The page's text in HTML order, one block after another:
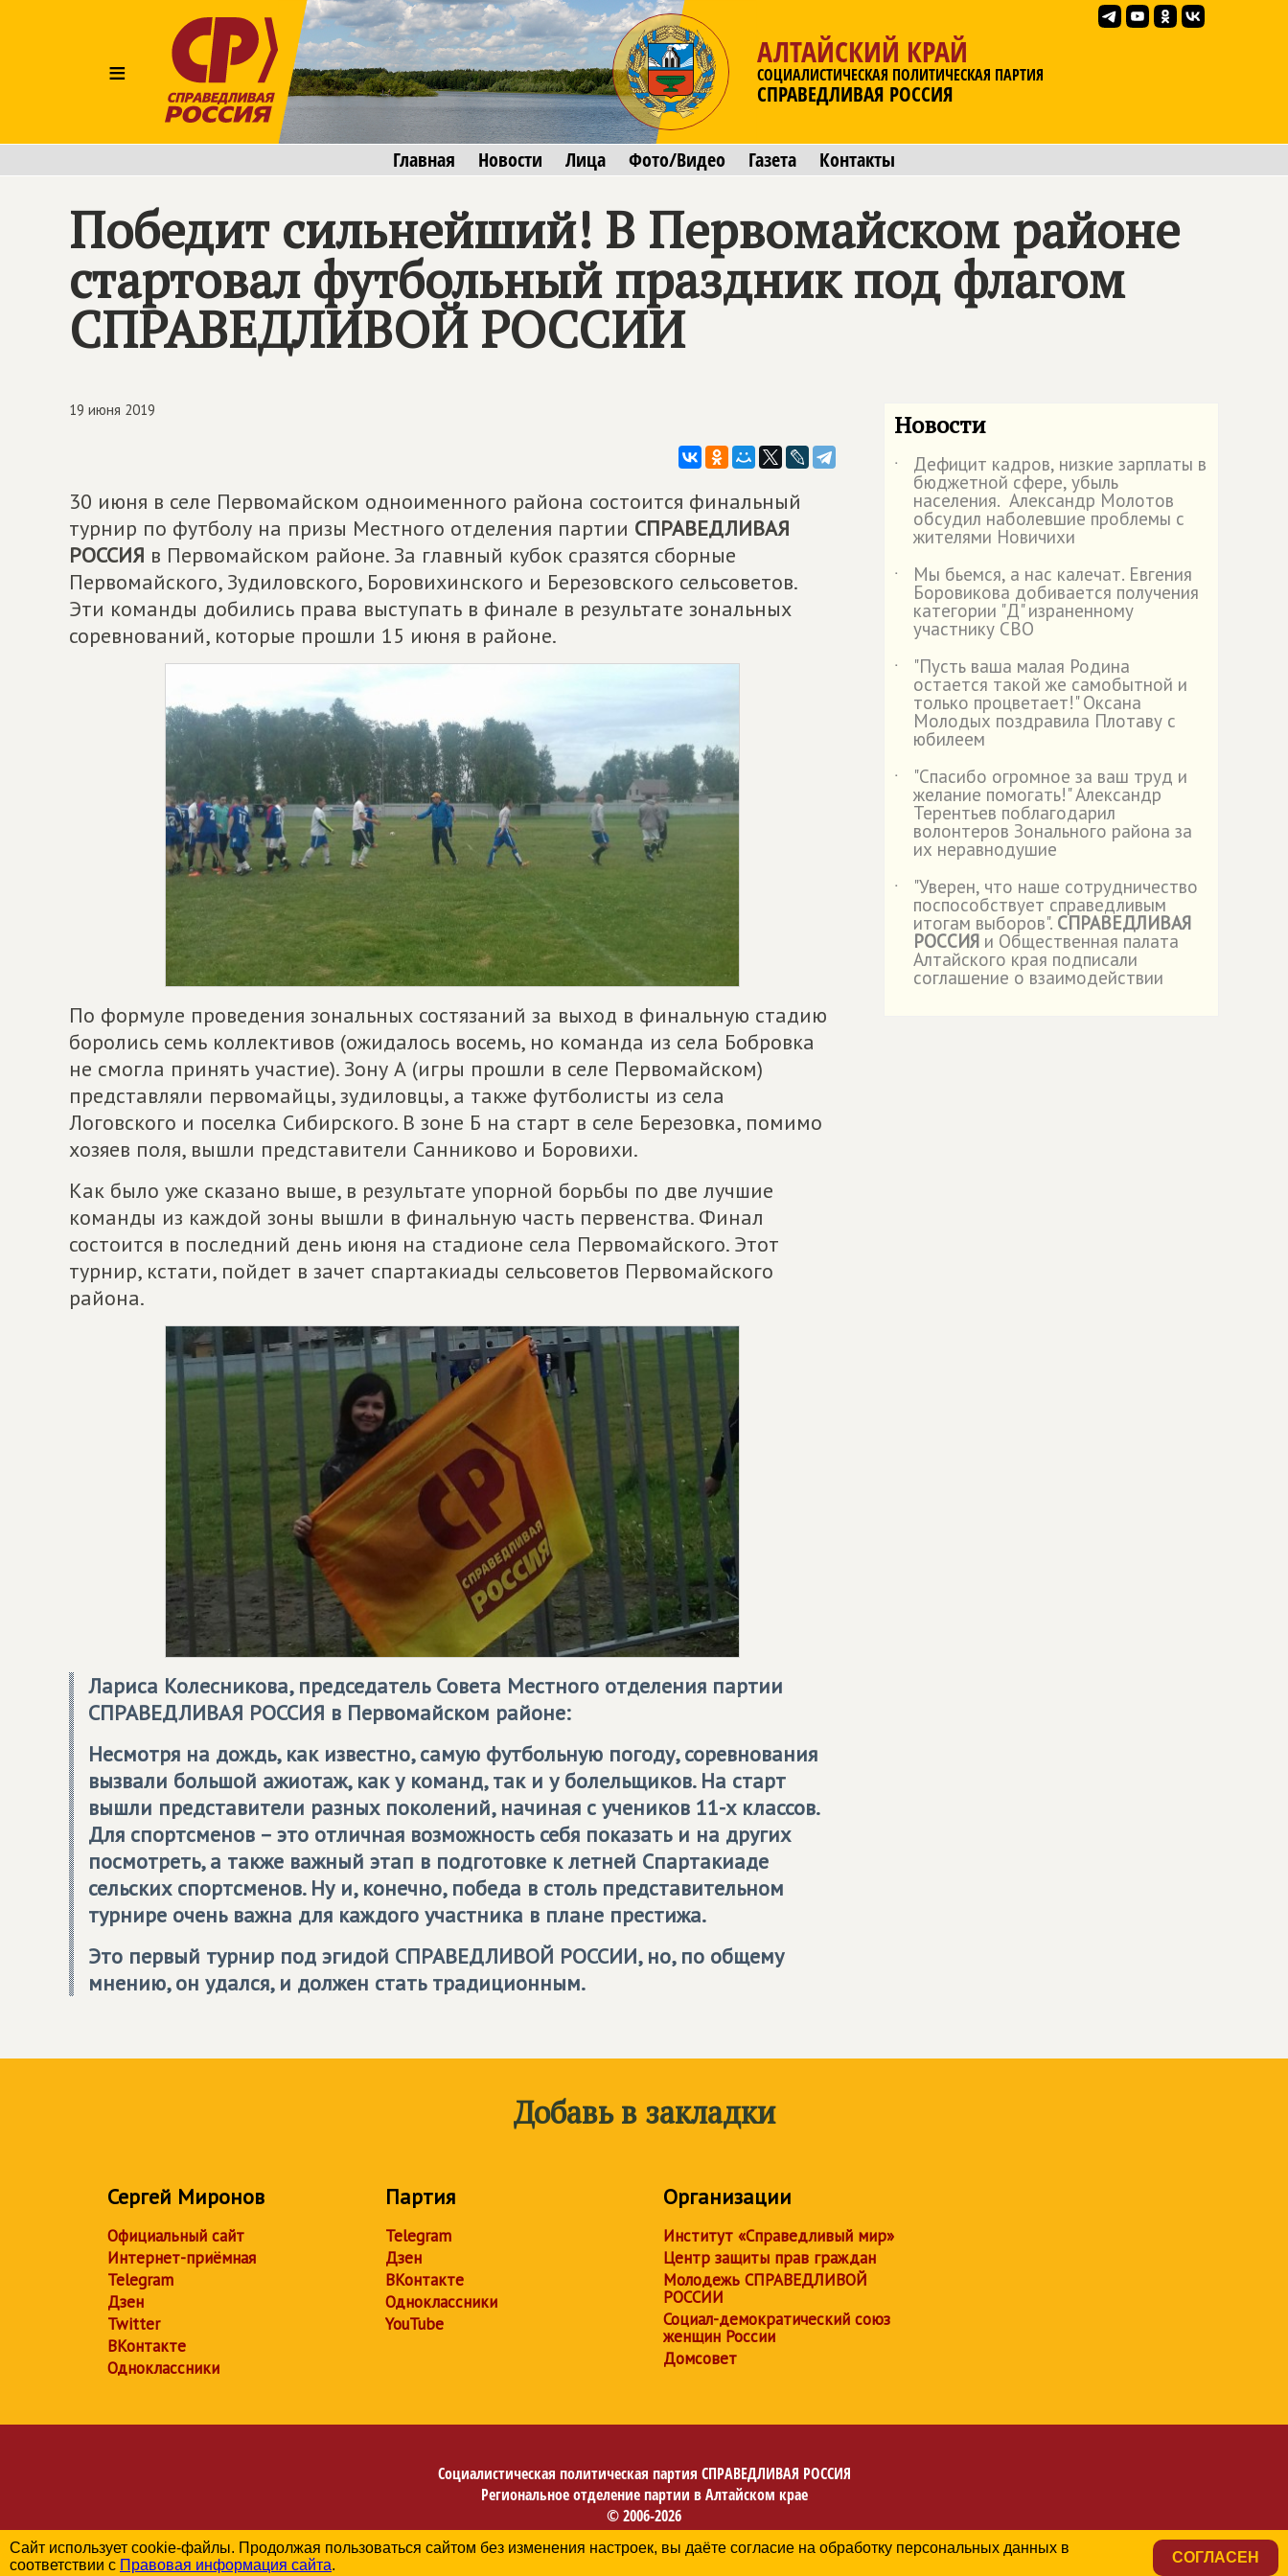
≡
АЛТАЙСКИЙ КРАЙ
СОЦИАЛИСТИЧЕСКАЯ ПОЛИТИЧЕСКАЯ ПАРТИЯ
СПРАВЕДЛИВАЯ РОССИЯ
Главная Новости Лица Фото/Видео Газета Контакты
Победит сильнейший! В Первомайском районе
стартовал футбольный праздник под флагом
СПРАВЕДЛИВОЙ РОССИИ
19 июня 2019
30 июня в селе Первомайском одноименного района состоится финальный
турнир по футболу на призы Местного отделения партии СПРАВЕДЛИВАЯ
РОССИЯ в Первомайском районе. За главный кубок сразятся сборные
Первомайского, Зудиловского, Боровихинского и Березовского сельсоветов.
Эти команды добились права выступать в финале в результате зональных
соревнований, которые прошли 15 июня в районе.
По формуле проведения зональных состязаний за выход в финальную стадию
боролись семь коллективов (ожидалось восемь, но команда из села Бобровка
не смогла принять участие). Зону А (игры прошли в селе Первомайском)
представляли первомайцы, зудиловцы, а также футболисты из села
Логовского и поселка Сибирского. В зоне Б на старт в селе Березовка, помимо
хозяев поля, вышли представители Санниково и Боровихи.
Как было уже сказано выше, в результате упорной борьбы по две лучшие
команды из каждой зоны вышли в финальную часть первенства. Финал
состоится в последний день июня на стадионе села Первомайского. Этот
турнир, кстати, пойдет в зачет спартакиады сельсоветов Первомайского
района.
Лариса Колесникова, председатель Совета Местного отделения партии
СПРАВЕДЛИВАЯ РОССИЯ в Первомайском районе:
Несмотря на дождь, как известно, самую футбольную погоду, соревнования
вызвали большой ажиотаж, как у команд, так и у болельщиков. На старт
вышли представители разных поколений, начиная с учеников 11-х классов.
Для спортсменов – это отличная возможность себя показать и на других
посмотреть, а также важный этап в подготовке к летней Спартакиаде
сельских спортсменов. Ну и, конечно, победа в столь представительном
турнире очень важна для каждого участника в плане престижа.
Это первый турнир под эгидой СПРАВЕДЛИВОЙ РОССИИ, но, по общему
мнению, он удался, и должен стать традиционным.
Новости
˙ Дефицит кадров, низкие зарплаты в
бюджетной сфере, убыль
населения. Александр Молотов
обсудил наболевшие проблемы с
жителями Новичихи
˙
Мы бьемся, а нас калечат. Евгения
Боровикова добивается получения
категории "Д" израненному
участнику СВО
˙
"Пусть ваша малая Родина
остается такой же самобытной и
только процветает!" Оксана
Молодых поздравила Плотаву с
юбилеем
˙
"Спасибо огромное за ваш труд и
желание помогать!" Александр
Терентьев поблагодарил
волонтеров Зонального района за
их неравнодушие
˙
"Уверен, что наше сотрудничество
поспособствует справедливым
итогам выборов". СПРАВЕДЛИВАЯ
РОССИЯ и Общественная палата
Алтайского края подписали
соглашение о взаимодействии
Добавь в закладки
Сергей Миронов
Официальный сайт
Интернет-приёмная
Telegram
Дзен
Twitter
ВКонтакте
Одноклассники
Партия
Telegram
Дзен
ВКонтакте
Одноклассники
YouTube
Организации
Институт «Справедливый мир»
Центр защиты прав граждан
Молодежь СПРАВЕДЛИВОЙ
РОССИИ
Социал-демократический союз
женщин России
Домсовет
Социалистическая политическая партия СПРАВЕДЛИВАЯ РОССИЯ
Региональное отделение партии в Алтайском крае
© 2006-2026
Политика в отношении обработки персональных данных
Сайт использует cookie-файлы. Продолжая пользоваться сайтом без изменения настроек, вы даёте согласие на обработку персональных данных в
соответствии с Правовая информация сайта. СОГЛАСЕН